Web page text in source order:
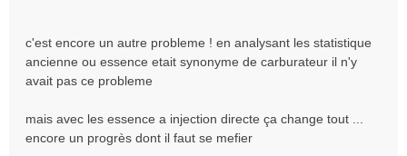
c'est encore un autre probleme ! en analysant les statistique
ancienne ou essence etait synonyme de carburateur il n'y
avait pas ce probleme
mais avec les essence a injection directe ça change tout ...
encore un progrès dont il faut se mefier